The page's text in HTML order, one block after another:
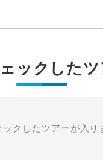
ックしたツ
ックしたツアーが入り